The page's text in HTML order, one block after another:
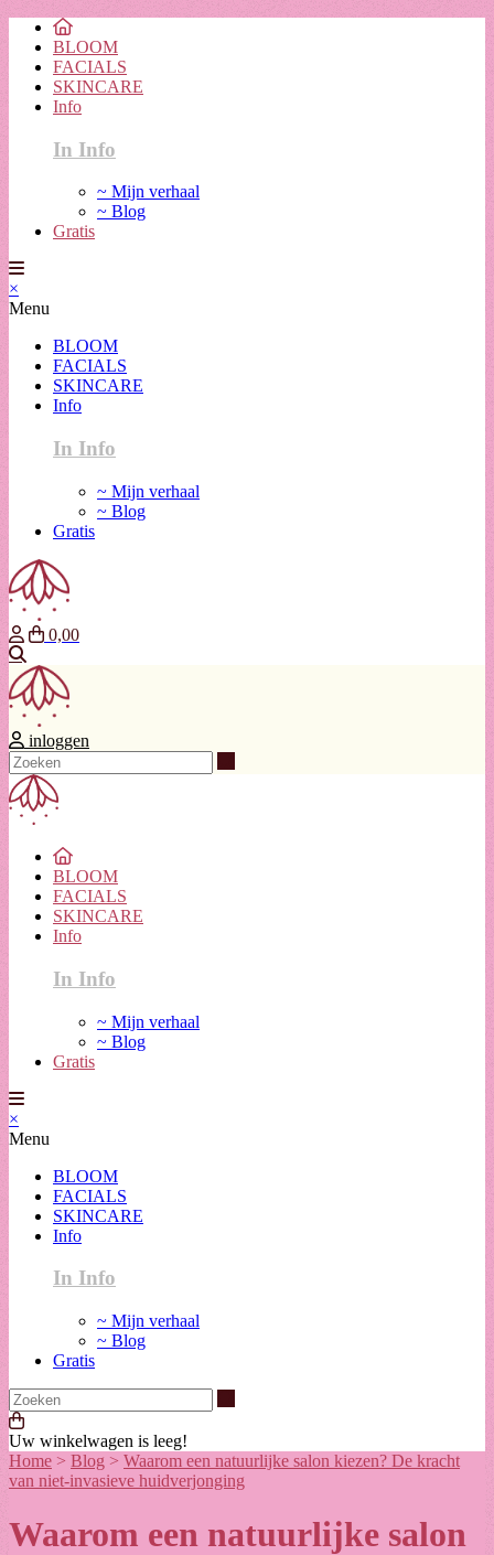
BLOOM
FACIALS
SKINCARE
Info
In Info
~ Mijn verhaal
~ Blog
Gratis
×
Menu
BLOOM
FACIALS
SKINCARE
Info
In Info
~ Mijn verhaal
~ Blog
Gratis
0,00
inloggen
BLOOM
FACIALS
SKINCARE
Info
In Info
~ Mijn verhaal
~ Blog
Gratis
×
Menu
BLOOM
FACIALS
SKINCARE
Info
In Info
~ Mijn verhaal
~ Blog
Gratis
Uw winkelwagen is leeg!
Home > Blog > Waarom een natuurlijke salon kiezen? De kracht
van niet-invasieve huidverjonging
Waarom een natuurlijke salon